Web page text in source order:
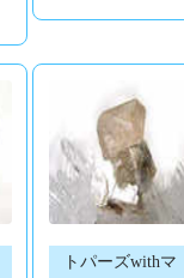
トパーズwithマ